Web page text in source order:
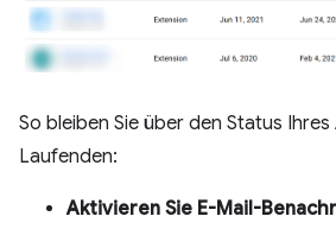
So bleiben Sie über den Status
Laufenden:
Aktivieren Sie E-Mail-